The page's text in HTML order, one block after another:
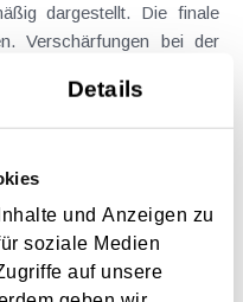
Details
und Anzeigen zu
soziale Medien
auf unsere
dargestellt. Die finale
Sommermonaten beliebt